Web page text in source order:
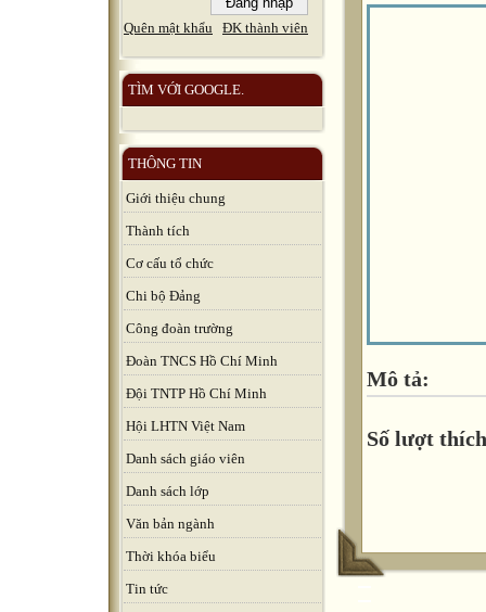
Quên mật khẩu ĐK thành viên
TÌM VỚI GOOGLE.
THÔNG TIN
Giới thiệu chung
Thành tích
Cơ cấu tổ chức
Chi bộ Đảng
Công đoàn trường
Đoàn TNCS Hồ Chí Minh
Đội TNTP Hồ Chí Minh
Hội LHTN Việt Nam
Danh sách giáo viên
Danh sách lớp
Văn bản ngành
Thời khóa biểu
Tin tức
Mô tả:
Số lượt